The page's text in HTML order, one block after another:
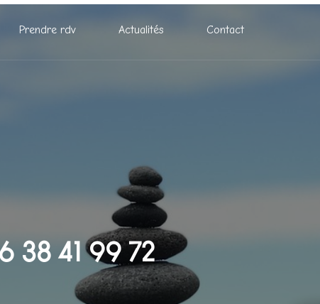
Prendre rdv Actualités Contact
38 41 99 72